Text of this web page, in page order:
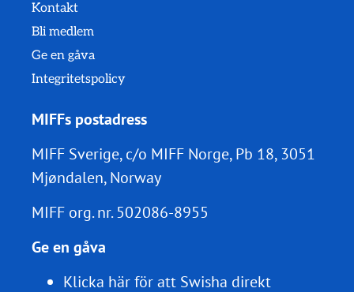
Kontakt
Bli medlem
Ge en gåva
Integritetspolicy
MIFFs postadress
MIFF Sverige, c/o MIFF Norge, Pb 18, 3051
Mjøndalen, Norway
MIFF org. nr.502086-8955
Ge en gåva
Klicka här för att Swisha direkt